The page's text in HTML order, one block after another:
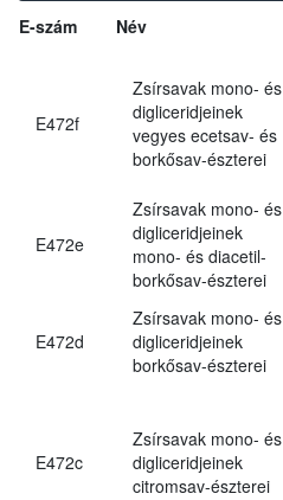
E-szám Név
E472f
Zsírsavak mono- és
digliceridjeinek
vegyes ecetsav- és
borkősav-észterei
E472e
Zsírsavak mono- és
digliceridjeinek
mono- és diacetil-
borkősav-észterei
E472d
Zsírsavak mono- és
digliceridjeinek
borkősav-észterei
E472c
Zsírsavak mono- és
digliceridjeinek
citromsav-észterei